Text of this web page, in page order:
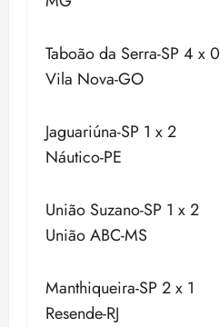
Taboão da Serra-SP 4 x 0
Vila Nova-GO
Jaguariúna-SP 1 x 2
Náutico-PE
União Suzano-SP 1 x 2
União ABC-MS
Manthiqueira-SP 2 x 1
Resende-RJ